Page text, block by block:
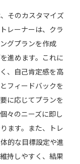
そのカスタマイズ
レーナーは、クラ
グプランを作成
進めます。これに
、自己肯定感を高
フィードバックを
に応じてプランを
々のニーズに即し
ます。また、トレ
的な目標設定や進
持しやすく、結果